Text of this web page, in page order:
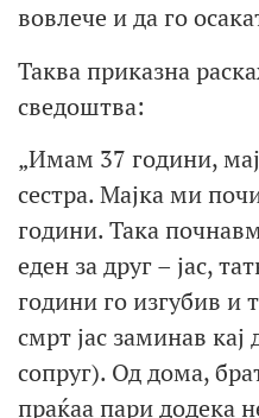
вовлече и да го
Таква приказна
сведоштва:
„Имам 37 години,
сестра. Мајка ми
години. Така
еден за друг – јас,
години го изгубив и
смрт јас заминав
сопруг). Од дома,
праќаа пари додека